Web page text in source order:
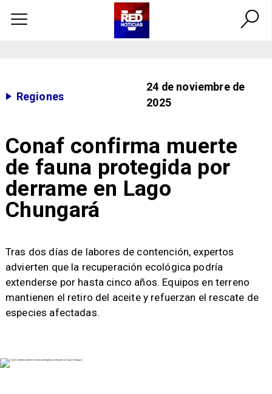
Regiones
24 de noviembre de
2025
Conaf confirma muerte
de fauna protegida por
derrame en Lago
Chungará
Tras dos días de labores de contención, expertos
advierten que la recuperación ecológica podría
extenderse por hasta cinco años. Equipos en terreno
mantienen el retiro del aceite y refuerzan el rescate de
especies afectadas.